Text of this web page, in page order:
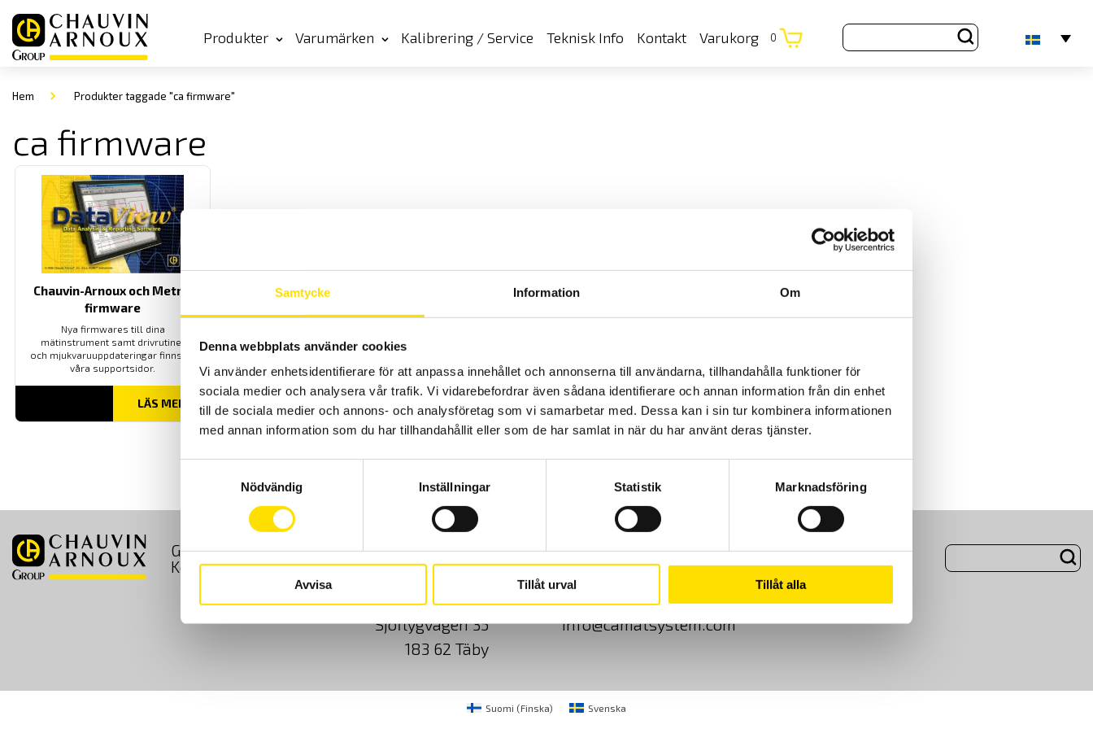
Samtycke Information Om
Denna webbplats använder cookies
Vi använder enhetsidentifierare för att anpassa innehållet och annonserna till användarna, tillhandahålla funktioner för
sociala medier och analysera vår trafik. Vi vidarebefordrar även sådana identifierare och annan information från din enhet
till de sociala medier och annons- och analysföretag som vi samarbetar med. Dessa kan i sin tur kombinera informationen
med annan information som du har tillhandahållit eller som de har samlat in när du har använt deras tjänster.
Nödvändig
Inställningar Statistik Marknadsföring
Avvisa Tillåt urval Tillåt alla
Produkter Varumärken Kalibrering / Service Teknisk Info Kontakt Varukorg 0
Hem Produkter taggade "ca firmware"
ca firmware
Chauvin-Arnoux och Metrix
firmware
Nya firmwares till dina
mätinstrument samt drivrutiner
och mjukvaruuppdateringar finns på
våra supportsidor.
LÄS MER
GDPR Köpvillkor Cookies Klagomål Kundundersökning
Om Oss
Kontakt
CA Mätsystem AB
Sjöflygvägen 35
183 62 Täby
08-50 52 68 00
info@camatsystem.com
Suomi (Finska) Svenska